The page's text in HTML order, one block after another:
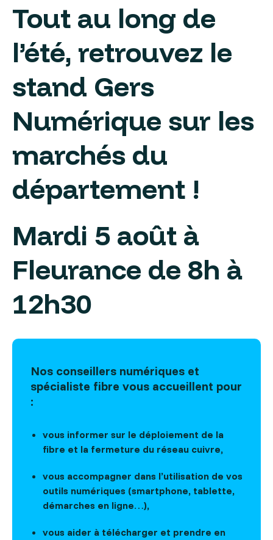
Tout au long de
l’été, retrouvez le
stand Gers
Numérique sur les
marchés du
département !
Mardi 5 août à
Fleurance de 8h à
12h30
Nos conseillers numériques et
spécialiste fibre vous accueillent pour
:
vous informer sur le déploiement de la
fibre et la fermeture du réseau cuivre,
vous accompagner dans l’utilisation de vos
outils numériques (smartphone, tablette,
démarches en ligne…),
vous aider à télécharger et prendre en